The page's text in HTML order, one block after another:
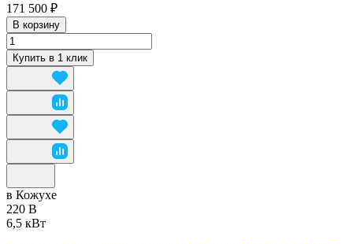
171 500 ₽
В корзину
Купить в 1 клик
в Кожухе
220 В
6,5 кВт